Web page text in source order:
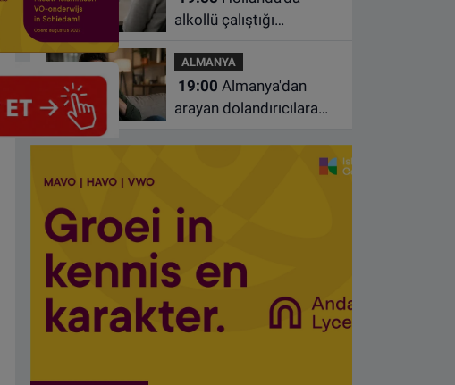
alkollü çalıştığı
çalışma yasağı
ALMANYA
19:00
arayan dolandırıcılara